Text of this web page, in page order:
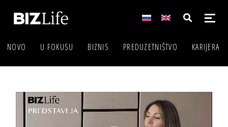
NOVO U FOKUSU BIZNIS PREDUZETNIŠTVO KARIJERA
Video
Player